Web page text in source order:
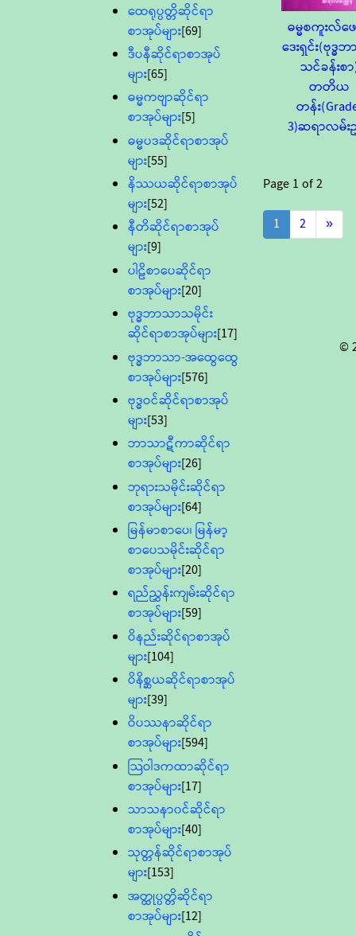
ထေရုပ္ပတ္တိဆိုင်ရာ
စာအုပ်များ[69]
ဒီပနီဆိုင်ရာစာအုပ်
များ[65]
ဓမ္မကဗျာဆိုင်ရာ
စာအုပ်များ[5]
ဓမ္မပဒဆိုင်ရာစာအုပ်
များ[55]
နိဿယဆိုင်ရာစာအုပ်
များ[52]
နီတိဆိုင်ရာစာအုပ်
များ[9]
ပါဠိစာပေဆိုင်ရာ
စာအုပ်များ[20]
ဗုဒ္ဓဘာသာသမိုင်း
ဆိုင်ရာစာအုပ်များ[17]
ဗုဒ္ဓဘာသာ-အထွေထွေ
စာအုပ်များ[576]
ဗုဒ္ဓဝင်ဆိုင်ရာစာအုပ်
များ[53]
ဘာသာဋီကာဆိုင်ရာ
စာအုပ်များ[26]
ဘုရားသမိုင်းဆိုင်ရာ
စာအုပ်များ[64]
မြန်မာစာပေ၊ မြန်မာ့
စာပေသမိုင်းဆိုင်ရာ
စာအုပ်များ[20]
ရည်ညွှန်းကျမ်းဆိုင်ရာ
စာအုပ်များ[59]
ဝိနည်းဆိုင်ရာစာအုပ်
များ[104]
ဝိနိစ္ဆယဆိုင်ရာစာအုပ်
များ[39]
ဝိပဿနာဆိုင်ရာ
စာအုပ်များ[594]
သြဝါဒကထာဆိုင်ရာ
စာအုပ်များ[17]
သာသနာ၀င်ဆိုင်ရာ
စာအုပ်များ[40]
သုတ္တန်ဆိုင်ရာစာအုပ်
များ[153]
အတ္ထုပ္ပတ္တိဆိုင်ရာ
စာအုပ်များ[12]
ဓမ္မစကူးလ်ဖ
ဒေးရှင်း(ဗုဒ္ဓ
သင်ခန်းစ
တတိယ
တန်း
3)ဆရာလမ်
Page1 of2
1
2 »
©